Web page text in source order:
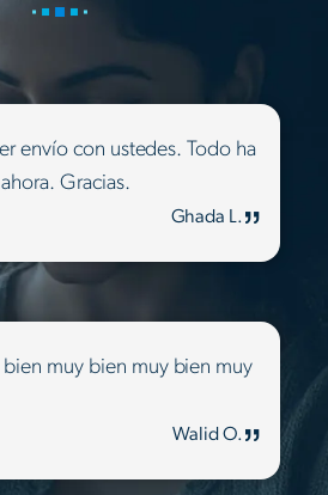
envío con ustedes. Todo ha
Gracias.
Ghada L.
muy bien muy bien muy
Walid O.